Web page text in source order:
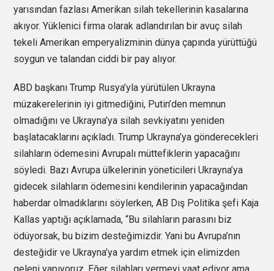
yarısından fazlası Amerikan silah tekellerinin kasalarına
akıyor. Yüklenici firma olarak adlandırılan bir avuç silah
tekeli Amerikan emperyalizminin dünya çapında yürüttüğü
soygun ve talandan ciddi bir pay alıyor.
ABD başkanı Trump Rusya’yla yürütülen Ukrayna
müzakerelerinin iyi gitmediğini, Putin’den memnun
olmadığını ve Ukrayna’ya silah sevkiyatını yeniden
başlatacaklarını açıkladı. Trump Ukrayna’ya gönderecekleri
silahların ödemesini Avrupalı müttefiklerin yapacağını
söyledi. Bazı Avrupa ülkelerinin yöneticileri Ukrayna’ya
gidecek silahların ödemesini kendilerinin yapacağından
haberdar olmadıklarını söylerken, AB Dış Politika şefi Kaja
Kallas yaptığı açıklamada, “Bu silahların parasını biz
ödüyorsak, bu bizim desteğimizdir. Yani bu Avrupa’nın
desteğidir ve Ukrayna’ya yardım etmek için elimizden